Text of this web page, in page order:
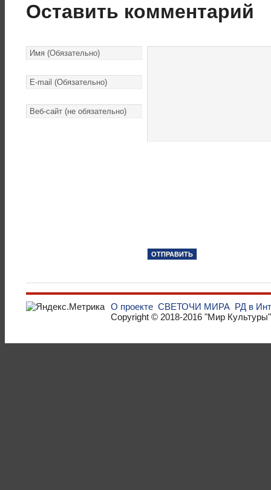
Оставить комментарий
О проекте СВЕТОЧИ МИРА РД в
Copyright © 2018-2016 "Мир Культуры"